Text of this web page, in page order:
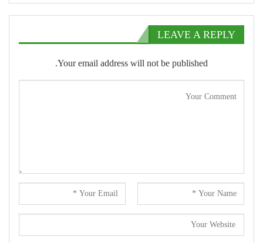
LEAVE A REPLY
Your email address will not be published.